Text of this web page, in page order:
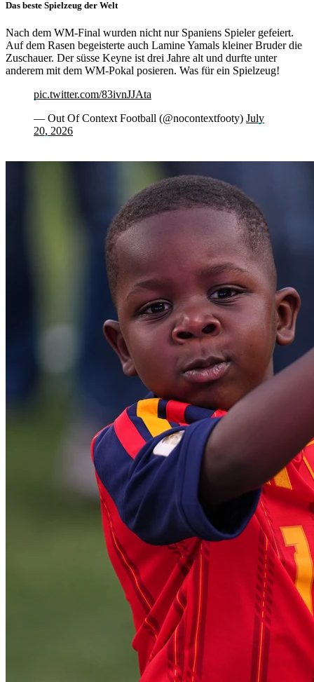
Das beste Spielzeug der Welt
Nach dem WM-Final wurden nicht nur Spaniens Spieler gefeiert.
Auf dem Rasen begeisterte auch Lamine Yamals kleiner Bruder die
Zuschauer. Der süsse Keyne ist drei Jahre alt und durfte unter
anderem mit dem WM-Pokal posieren. Was für ein Spielzeug!
pic.twitter.com/83ivnJJAta
— Out Of Context Football (@nocontextfooty) July
20, 2026